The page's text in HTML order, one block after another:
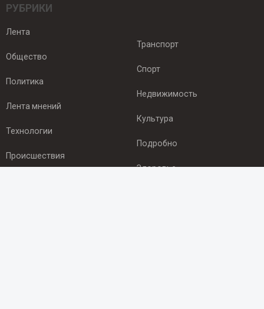
РУБРИКИ
Лента
Общество
Политика
Лента мнений
Технологии
Происшествия
Транспорт
Спорт
Недвижимость
Культура
Подробно
Здоровье